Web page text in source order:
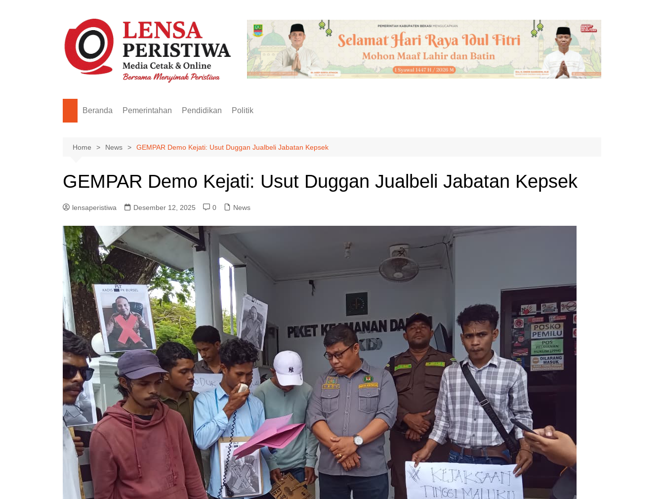
Beranda Pemerintahan Pendidikan Politik
Home News GEMPAR Demo Kejati: Usut Duggan Jualbeli Jabatan Kepsek
GEMPAR Demo Kejati: Usut Duggan Jualbeli Jabatan Kepsek
lensaperistiwa Desember 12, 2025 0 News